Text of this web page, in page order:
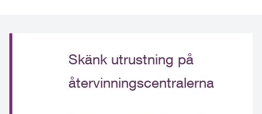
Skänk utrustning på
återvinningscentralerna